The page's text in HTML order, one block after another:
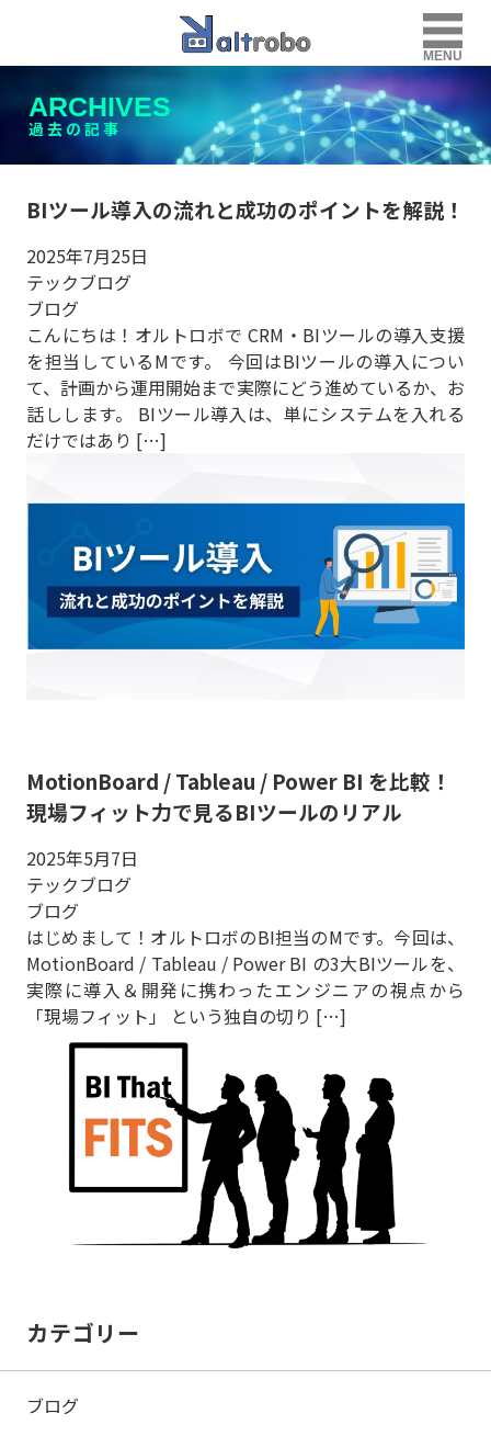
MENU
ARCHIVES
過去の記事
BIツール導入の流れと成功のポイントを解説！
2025年7月25日
テックブログ
ブログ
こんにちは！オルトロボで CRM・BIツールの導入支援
を担当しているMです。 今回はBIツールの導入につい
て、計画から運用開始まで実際にどう進めているか、お
話しします。 BIツール導入は、単にシステムを入れる
だけではあり […]
MotionBoard / Tableau / Power BI を比較！
現場フィット力で見るBIツールのリアル
2025年5月7日
テックブログ
ブログ
はじめまして！オルトロボのBI担当のMです。今回は、
MotionBoard / Tableau / Power BI の3大BIツールを、
実際に導入＆開発に携わったエンジニアの視点から
「現場フィット」 という独自の切り […]
カテゴリー
ブログ